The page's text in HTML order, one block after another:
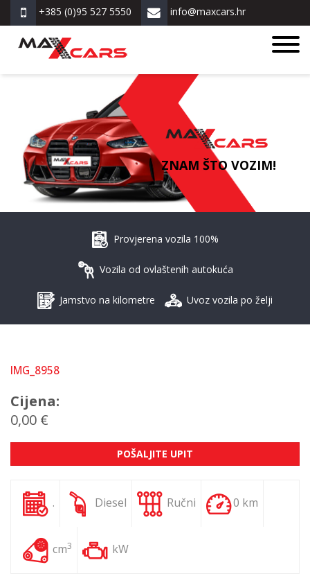
+385 (0)95 527 5550 info@maxcars.hr
ZNAM ŠTO VOZIM!
Provjerena vozila 100%
Vozila od ovlaštenih autokuća
Jamstvo na kilometre Uvoz vozila po želji
IMG_8958
Cijena:
0,00 €
POŠALJITE UPIT
. Diesel Ručni 0 km
cm3 kW